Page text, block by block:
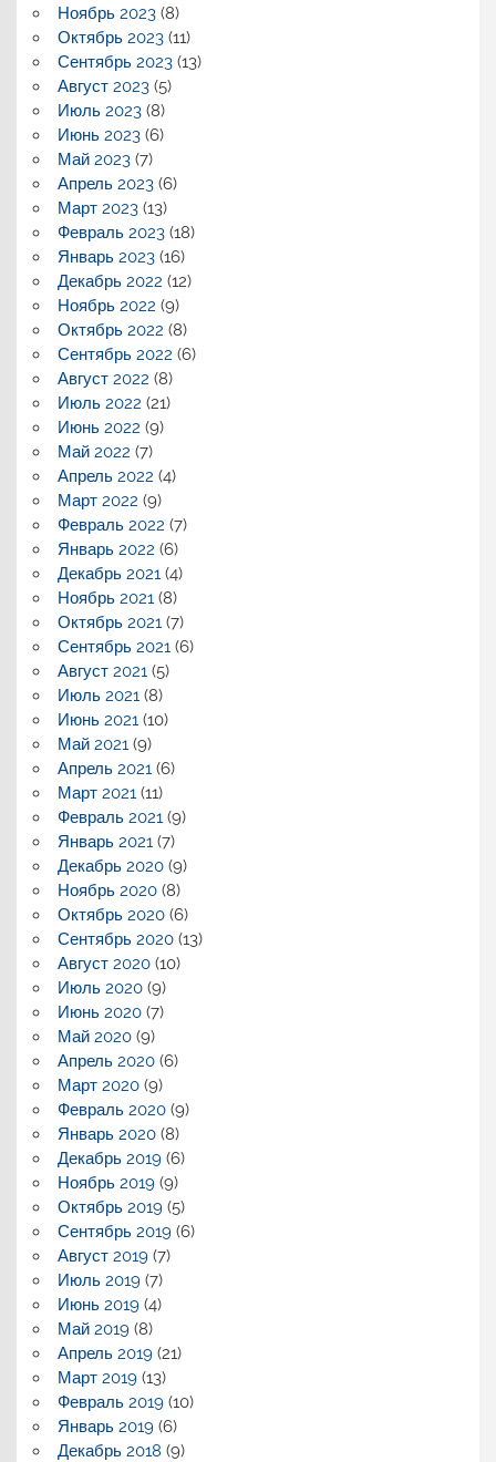
Ноябрь 2023(8)
Октябрь 2023(11)
Сентябрь 2023(13)
Август 2023(5)
Июль 2023(8)
Июнь 2023(6)
Май 2023(7)
Апрель 2023(6)
Март 2023(13)
Февраль 2023(18)
Январь 2023(16)
Декабрь 2022 (12)
Ноябрь 2022 (9)
Октябрь 2022 (8)
Сентябрь 2022 (6)
Август 2022 (8)
Июль 2022 (21)
Июнь 2022 (9)
Май 2022 (7)
Апрель 2022 (4)
Март 2022 (9)
Февраль 2022 (7)
Январь 2022 (6)
Декабрь 2021(4)
Ноябрь 2021(8)
Октябрь 2021(7)
Сентябрь 2021(6)
Август 2021(5)
Июль 2021(8)
Июнь 2021(10)
Май 2021(9)
Апрель 2021(6)
Март 2021(11)
Февраль 2021(9)
Январь 2021(7)
Декабрь 2020(9)
Ноябрь 2020(8)
Октябрь 2020(6)
Сентябрь 2020(13)
Август 2020(10)
Июль 2020(9)
Июнь 2020(7)
Май 2020(9)
Апрель 2020(6)
Март 2020(9)
Февраль 2020(9)
Январь 2020(8)
Декабрь 2019(6)
Ноябрь 2019(9)
Октябрь 2019(5)
Сентябрь 2019(6)
Август 2019(7)
Июль 2019(7)
Июнь 2019(4)
Май 2019(8)
Апрель 2019(21)
Март 2019(13)
Февраль 2019(10)
Январь 2019(6)
Декабрь 2018 (9)